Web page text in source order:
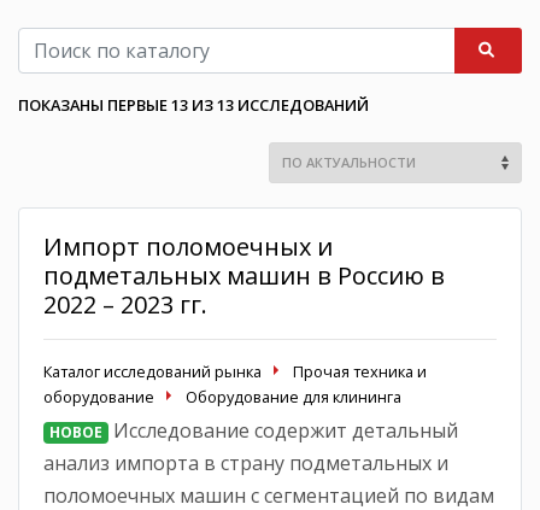
ПОКАЗАНЫ ПЕРВЫЕ 13 ИЗ 13 ИССЛЕДОВАНИЙ
Импорт поломоечных и
подметальных машин в Россию в
2022 – 2023 гг.
Каталог исследований рынка
Прочая техника и
оборудование
Оборудование для клининга
НОВОЕ Исследование содержит детальный
анализ импорта в страну подметальных и
поломоечных машин с сегментацией по видам